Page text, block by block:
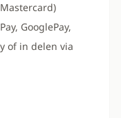
GooglePay,
of in delen via